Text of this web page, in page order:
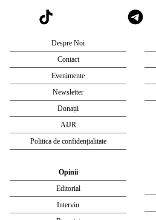
Despre Noi
Contact
Evenimente
Newsletter
Donații
AIJR
Politica de confidențialitate
Opinii
Editorial
Interviu